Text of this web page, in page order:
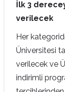
İlk 3
verilecek
Her
Üniversitesi
verilecek ve
indirimli